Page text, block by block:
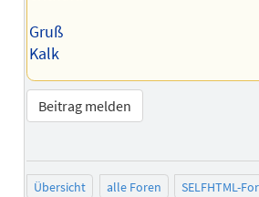
Gruß
Kalk
Beitrag melden
Übersicht alle Foren SELFHTML-